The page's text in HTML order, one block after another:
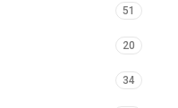
51
20
34